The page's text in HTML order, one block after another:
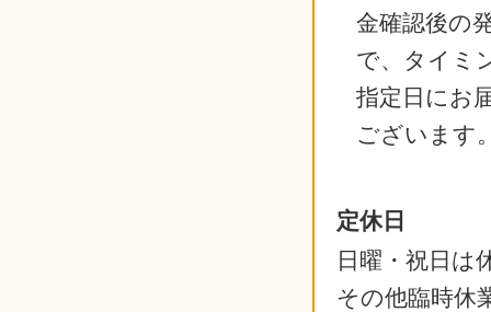
金確認後の
で、タイミ
指定日にお
ございます
定休日
日曜・祝日は
その他臨時休